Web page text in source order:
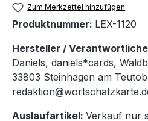
Zum Merkzettel hinzufügen
Produktnummer: LEX-1120
Hersteller /
Daniels, daniels*cards,
33803 Steinhagen am
Auslaufartikel: Verkauf nur